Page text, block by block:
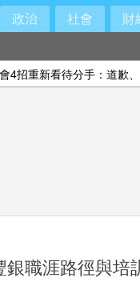
政治 社會 財
4招重新看待分手：道歉
職涯路徑與培